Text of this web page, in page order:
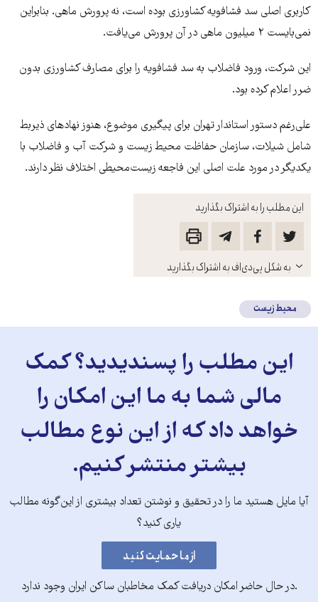
این مطلب را به اشتراک بگذارید
باز
کنید
به شکل پی‌دی‌اف به اشتراک بگذارید
کاربری اصلی سد فشافویه کشاورزی بوده است، نه پرورش ماهی. بنابراین
نمی‌بایست ۲ میلیون ماهی در آن پرورش می‌یافت.
این شرکت، ورود فاضلاب به سد فشافویه را برای مصارف کشاورزی بدون
ضرر اعلام کرده بود.
علی‌رغم دستور استاندار تهران برای پیگیری موضوع، هنوز نهادهای ذیربط
شامل شیلات، سازمان حفاظت محیط زیست و شرکت آب و فاضلاب با
یکدیگر در مورد علت اصلی این فاجعه زیست‌محیطی اختلاف نظر دارند.
محیط زیست
این مطلب را پسندیدید؟ کمک
مالی شما به ما این امکان را
خواهد داد که از این نوع مطالب
بیشتر منتشر کنیم.
آیا مایل هستید ما را در تحقیق و نوشتن تعداد بیشتری از این‌گونه مطالب
یاری کنید؟
.در حال حاضر امکان دریافت کمک مخاطبان ساکن ایران وجود ندارد